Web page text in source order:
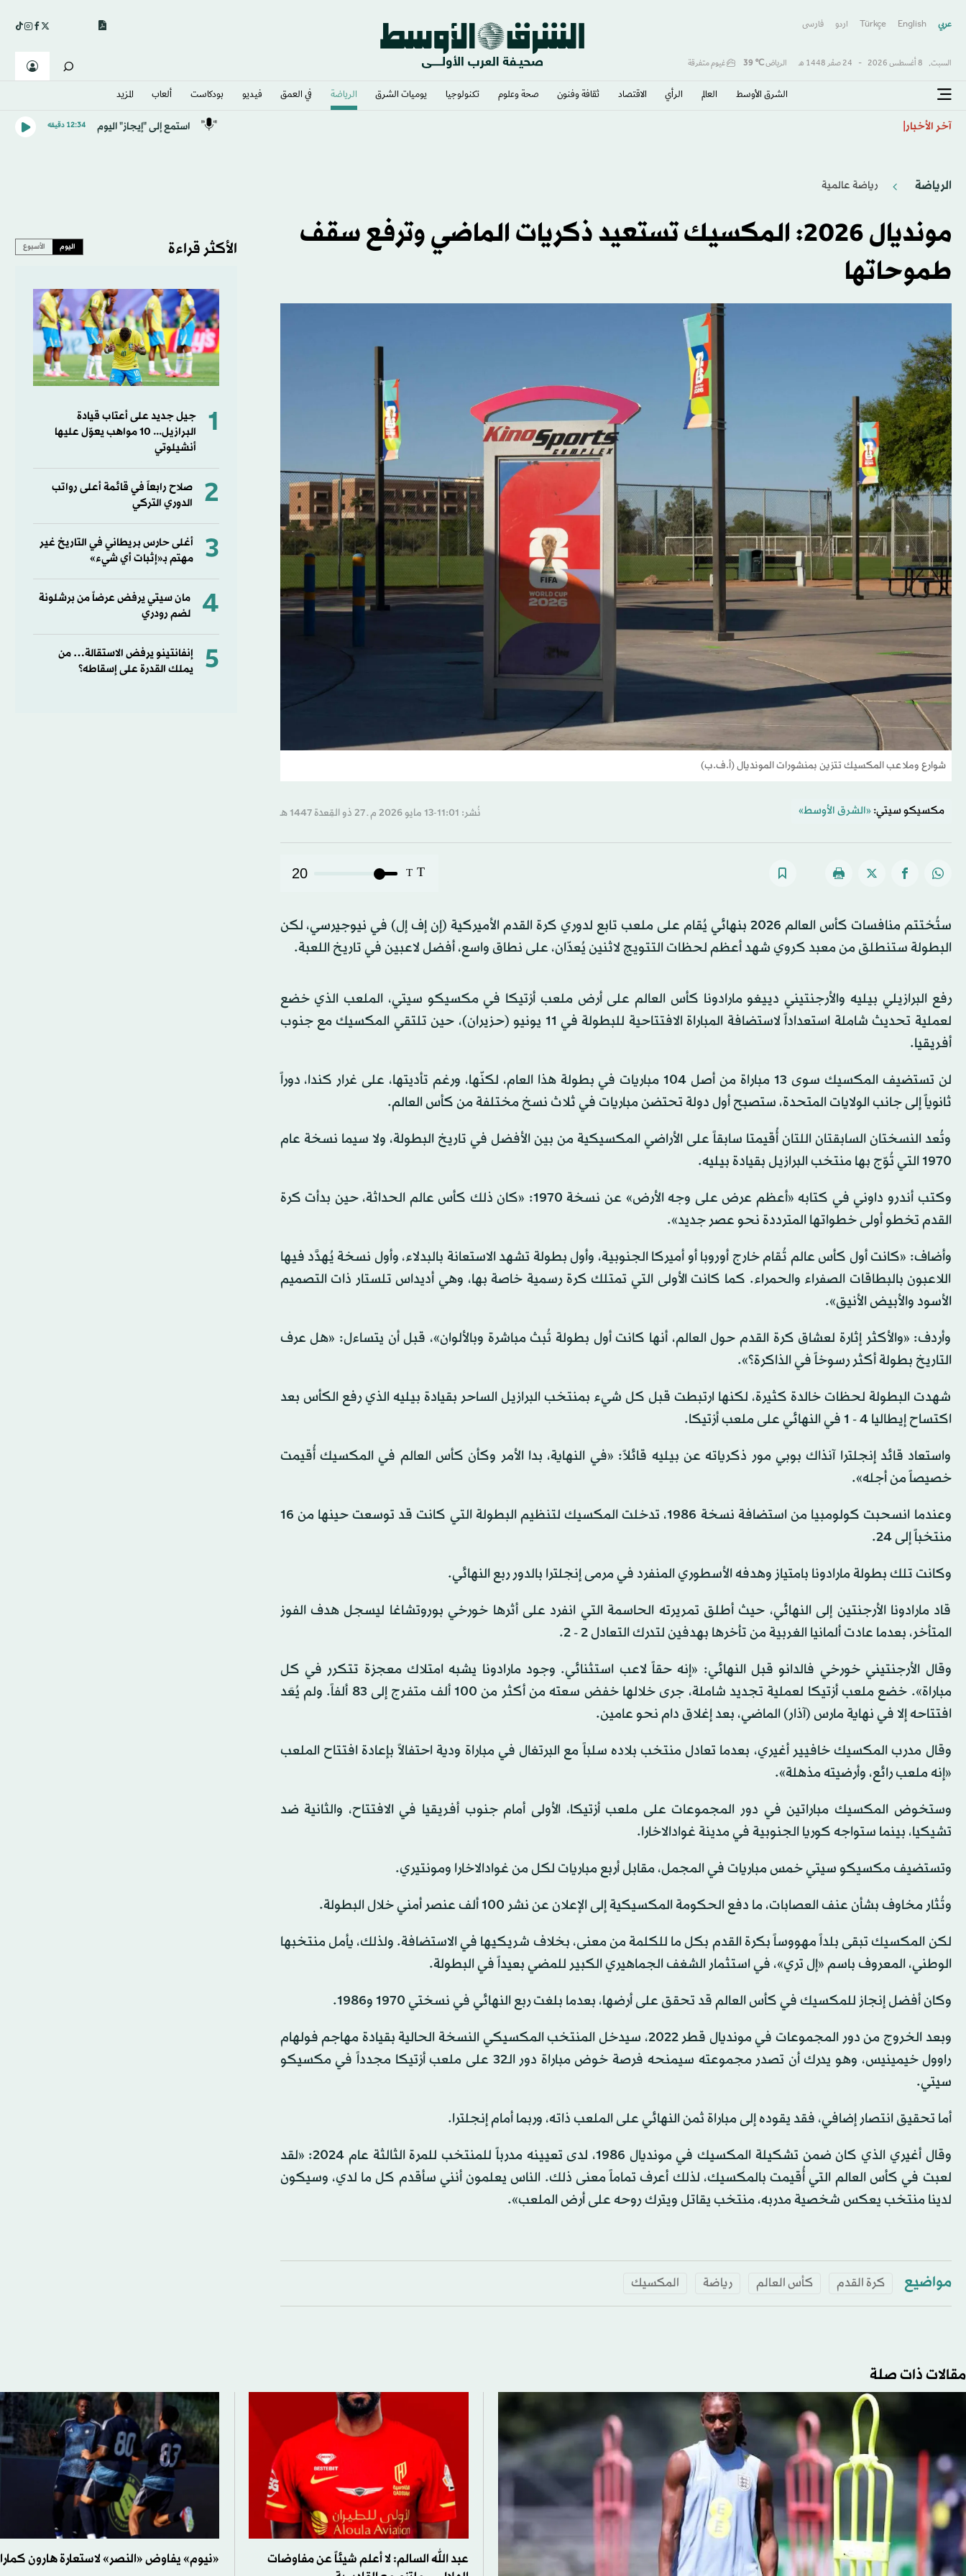
عربي English
Türkçe اردو فارسى
السبت, 8 أغسطس 2026 - 24 صفَر 1448 هـ الرياض℃
39 غيوم متفرقة
الشرق الأوسط​ العالم الرأي الاقتصاد ثقافة وفنون صحة وعلوم تكنولوجيا يوميات الشرق​ الرياضة في العمق فيديو بودكاست ألعاب المزيد
آخر الأخبار استمع إلى "إيجاز" اليوم 12:34 دقيقه
الرياضة رياضة عالمية
مونديال 2026: المكسيك تستعيد ذكريات الماضي وترفع سقف
طموحاتها
شوارع وملاعب المكسيك تتزين بمنشورات المونديال (أ.ف.ب)
مكسيكو سيتي: «الشرق الأوسط» نُشر: 11:01-13 مايو 2026 م ـ 27 ذو القِعدة 1447 هـ
T
T
20
ستُختتم منافسات كأس العالم 2026 بنهائي يُقام على ملعب تابع لدوري كرة القدم الأميركية (إن إف إل) في نيوجيرسي، لكن
البطولة ستنطلق من معبد كروي شهد أعظم لحظات التتويج لاثنين يُعدّان، على نطاق واسع، أفضل لاعبين في تاريخ اللعبة.
رفع البرازيلي بيليه والأرجنتيني دييغو مارادونا كأس العالم على أرض ملعب أزتيكا في مكسيكو سيتي، الملعب الذي خضع
لعملية تحديث شاملة استعداداً لاستضافة المباراة الافتتاحية للبطولة في 11 يونيو (حزيران)، حين تلتقي المكسيك مع جنوب
أفريقيا.
لن تستضيف المكسيك سوى 13 مباراة من أصل 104 مباريات في بطولة هذا العام، لكنّها، ورغم تأديتها، على غرار كندا، دوراً
ثانوياً إلى جانب الولايات المتحدة، ستصبح أول دولة تحتضن مباريات في ثلاث نسخ مختلفة من كأس العالم.
وتُعد النسختان السابقتان اللتان أُقيمتا سابقاً على الأراضي المكسيكية من بين الأفضل في تاريخ البطولة، ولا سيما نسخة عام
1970 التي تُوّج بها منتخب البرازيل بقيادة بيليه.
وكتب أندرو داوني في كتابه «أعظم عرض على وجه الأرض» عن نسخة 1970: «كان ذلك كأس عالم الحداثة، حين بدأت كرة
القدم تخطو أولى خطواتها المترددة نحو عصر جديد».
وأضاف: «كانت أول كأس عالم تُقام خارج أوروبا أو أميركا الجنوبية، وأول بطولة تشهد الاستعانة بالبدلاء، وأول نسخة يُهدَّد فيها
اللاعبون بالبطاقات الصفراء والحمراء. كما كانت الأولى التي تمتلك كرة رسمية خاصة بها، وهي أديداس تلستار ذات التصميم
الأسود والأبيض الأنيق».
وأردف: «والأكثر إثارة لعشاق كرة القدم حول العالم، أنها كانت أول بطولة تُبث مباشرة وبالألوان»، قبل أن يتساءل: «هل عرف
التاريخ بطولة أكثر رسوخاً في الذاكرة؟».
شهدت البطولة لحظات خالدة كثيرة، لكنها ارتبطت قبل كل شيء بمنتخب البرازيل الساحر بقيادة بيليه الذي رفع الكأس بعد
اكتساح إيطاليا 4 - 1 في النهائي على ملعب أزتيكا.
واستعاد قائد إنجلترا آنذاك بوبي مور ذكرياته عن بيليه قائلاً: «في النهاية، بدا الأمر وكأن كأس العالم في المكسيك أُقيمت
خصيصاً من أجله».
وعندما انسحبت كولومبيا من استضافة نسخة 1986، تدخلت المكسيك لتنظيم البطولة التي كانت قد توسعت حينها من 16
منتخباً إلى 24.
وكانت تلك بطولة مارادونا بامتياز وهدفه الأسطوري المنفرد في مرمى إنجلترا بالدور ربع النهائي.
قاد مارادونا الأرجنتين إلى النهائي، حيث أطلق تمريرته الحاسمة التي انفرد على أثرها خورخي بوروتشاغا ليسجل هدف الفوز
المتأخر، بعدما عادت ألمانيا الغربية من تأخرها بهدفين لتدرك التعادل 2 - 2.
وقال الأرجنتيني خورخي فالدانو قبل النهائي: «إنه حقاً لاعب استثنائي. وجود مارادونا يشبه امتلاك معجزة تتكرر في كل
مباراة». خضع ملعب أزتيكا لعملية تجديد شاملة، جرى خلالها خفض سعته من أكثر من 100 ألف متفرج إلى 83 ألفاً. ولم يُعَد
افتتاحه إلا في نهاية مارس (آذار) الماضي، بعد إغلاق دام نحو عامين.
وقال مدرب المكسيك خافيير أغيري، بعدما تعادل منتخب بلاده سلباً مع البرتغال في مباراة ودية احتفالاً بإعادة افتتاح الملعب
«إنه ملعب رائع، وأرضيته مذهلة».
وستخوض المكسيك مباراتين في دور المجموعات على ملعب أزتيكا، الأولى أمام جنوب أفريقيا في الافتتاح، والثانية ضد
تشيكيا، بينما ستواجه كوريا الجنوبية في مدينة غوادالاخارا.
وتستضيف مكسيكو سيتي خمس مباريات في المجمل، مقابل أربع مباريات لكل من غوادالاخارا ومونتيري.
وتُثار مخاوف بشأن عنف العصابات، ما دفع الحكومة المكسيكية إلى الإعلان عن نشر 100 ألف عنصر أمني خلال البطولة.
لكن المكسيك تبقى بلداً مهووساً بكرة القدم بكل ما للكلمة من معنى، بخلاف شريكيها في الاستضافة. ولذلك، يأمل منتخبها
الوطني، المعروف باسم «إل تري»، في استثمار الشغف الجماهيري الكبير للمضي بعيداً في البطولة.
وكان أفضل إنجاز للمكسيك في كأس العالم قد تحقق على أرضها، بعدما بلغت ربع النهائي في نسختي 1970 و1986.
وبعد الخروج من دور المجموعات في مونديال قطر 2022، سيدخل المنتخب المكسيكي النسخة الحالية بقيادة مهاجم فولهام
راوول خيمينيس، وهو يدرك أن تصدر مجموعته سيمنحه فرصة خوض مباراة دور الـ32 على ملعب أزتيكا مجدداً في مكسيكو
سيتي.
أما تحقيق انتصار إضافي، فقد يقوده إلى مباراة ثمن النهائي على الملعب ذاته، وربما أمام إنجلترا.
وقال أغيري الذي كان ضمن تشكيلة المكسيك في مونديال 1986، لدى تعيينه مدرباً للمنتخب للمرة الثالثة عام 2024: «لقد
لعبت في كأس العالم التي أُقيمت بالمكسيك، لذلك أعرف تماماً معنى ذلك. الناس يعلمون أنني سأقدم كل ما لدي، وسيكون
لدينا منتخب يعكس شخصية مدربه، منتخب يقاتل ويترك روحه على أرض الملعب».
مواضيع كرة القدم كأس العالم رياضة المكسيك
الأكثر قراءة اليوم الأسبوع
1
جيل جديد على أعتاب قيادة
البرازيل... 10 مواهب يعوّل عليها
أنشيلوتي
2
صلاح رابعاً في قائمة أعلى رواتب
الدوري التركي
3
أغلى حارس بريطاني في التاريخ غير
مهتم بـ«إثبات أي شيء»
4
مان سيتي يرفض عرضاً من برشلونة
لضم رودري
5
إنفانتينو يرفض الاستقالة… من
يملك القدرة على إسقاطه؟
مقالات ذات صلة
عبد الله السالم: لا أعلم شيئاً عن مفاوضات
«نيوم» يفاوض «النصر» لاستعارة هارون كمارا